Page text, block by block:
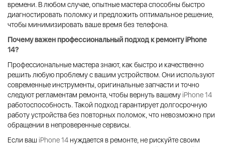
времени. В любом случае, опытные мастера способны быстро
диагностировать поломку и предложить оптимальное решение,
чтобы минимизировать ваше время без телефона.
Почему важен профессиональный подход кремонту iPhone
14?
Профессиональные мастера знают, как быстро и качественно
решить любую проблему с вашим устройством. Они используют
современные инструменты, оригинальные запчасти и точно
следуют регламентам ремонта, чтобы вернуть вашемуiPhone 14
работоспособность. Такой подход гарантирует долгосрочную
работу устройства без повторных поломок, что невозможно при
обращении в непроверенные сервисы.
Если ваш iPhone 14нуждается в ремонте, не рискуйте своим